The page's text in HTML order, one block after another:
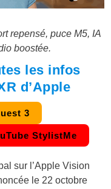
repensé, puce M5, IA
boostée.
les infos
d’Apple
3
StylistMe
sur l’Apple Vision
le 22 octobre